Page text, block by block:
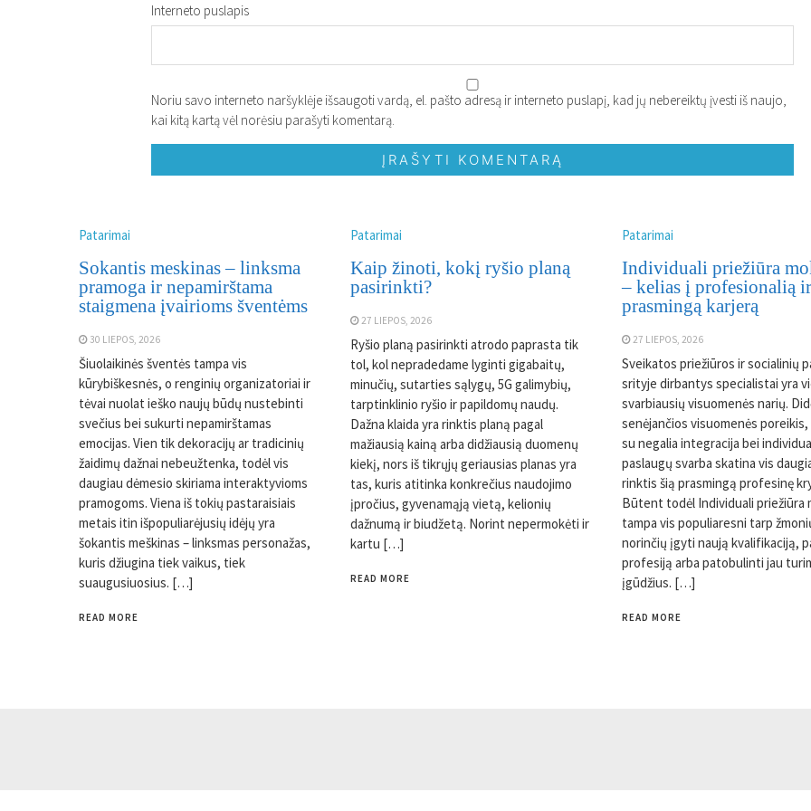
Interneto puslapis
Noriu savo interneto naršyklėje išsaugoti vardą, el. pašto adresą ir interneto puslapį, kad jų nebereiktų įvesti iš naujo,
kai kitą kartą vėl norėsiu parašyti komentarą.
Patarimai
Sokantis meskinas – linksma
pramoga ir nepamirštama
staigmena įvairioms šventėms
30 LIEPOS, 2026
Šiuolaikinės šventės tampa vis
kūrybiškesnės, o renginių organizatoriai ir
tėvai nuolat ieško naujų būdų nustebinti
svečius bei sukurti nepamirštamas
emocijas. Vien tik dekoracijų ar tradicinių
žaidimų dažnai nebeužtenka, todėl vis
daugiau dėmesio skiriama interaktyvioms
pramogoms. Viena iš tokių pastaraisiais
metais itin išpopuliarėjusių idėjų yra
šokantis meškinas – linksmas personažas,
kuris džiugina tiek vaikus, tiek
suaugusiuosius. […]
READ MORE
Patarimai
Kaip žinoti, kokį ryšio planą
pasirinkti?
27 LIEPOS, 2026
Ryšio planą pasirinkti atrodo paprasta tik
tol, kol nepradedame lyginti gigabaitų,
minučių, sutarties sąlygų, 5G galimybių,
tarptinklinio ryšio ir papildomų naudų.
Dažna klaida yra rinktis planą pagal
mažiausią kainą arba didžiausią duomenų
kiekį, nors iš tikrųjų geriausias planas yra
tas, kuris atitinka konkrečius naudojimo
įpročius, gyvenamąją vietą, kelionių
dažnumą ir biudžetą. Norint nepermokėti ir
kartu […]
READ MORE
Patarimai
Individuali priežiūra
– kelias į profesionalią ir
prasmingą karjerą
27 LIEPOS, 2026
Sveikatos priežiūros ir socialinių
srityje dirbantys specialistai yra
svarbiausių visuomenės narių.
senėjančios visuomenės poreikis,
su negalia integracija bei
paslaugų svarba skatina vis
rinktis šią prasmingą profesinę
Būtent todėl Individuali priežiūra
tampa vis populiaresni tarp
norinčių įgyti naują kvalifikaciją,
profesiją arba patobulinti jau
įgūdžius. […]
READ MORE